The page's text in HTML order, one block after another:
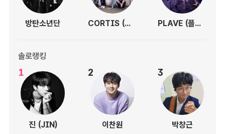
방탄소년단 CORTIS (코르티스) PLAVE (플레이브)
솔로랭킹
1
진 (JIN)
2
이찬원
3
박창근